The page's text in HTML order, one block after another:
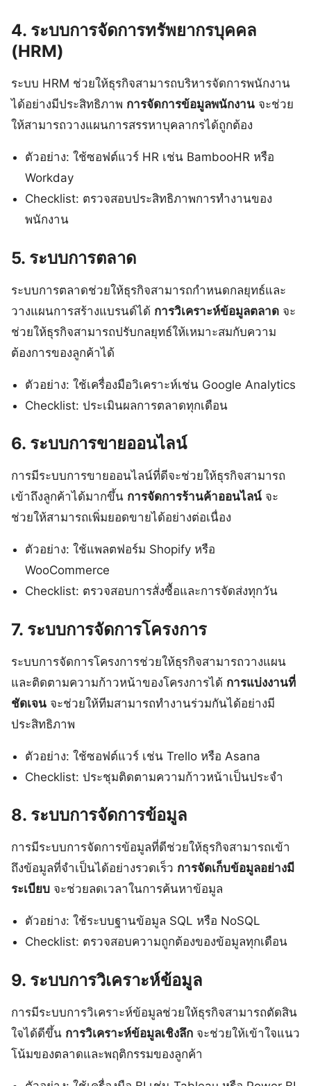
4. ระบบการจัดการทรัพยากรบุคคล
(HRM)
ระบบ HRM ช่วยให้ธุรกิจสามารถบริหารจัดการพนักงาน
ได้อย่างมีประสิทธิภาพ การจัดการข้อมูลพนักงาน จะช่วย
ให้สามารถวางแผนการสรรหาบุคลากรได้ถูกต้อง
ตัวอย่าง: ใช้ซอฟต์แวร์ HR เช่น BambooHR หรือ
Workday
Checklist: ตรวจสอบประสิทธิภาพการทำงานของ
พนักงาน
5. ระบบการตลาด
ระบบการตลาดช่วยให้ธุรกิจสามารถกำหนดกลยุทธ์และ
วางแผนการสร้างแบรนด์ได้ การวิเคราะห์ข้อมูลตลาด จะ
ช่วยให้ธุรกิจสามารถปรับกลยุทธ์ให้เหมาะสมกับความ
ต้องการของลูกค้าได้
ตัวอย่าง: ใช้เครื่องมือวิเคราะห์เช่น Google Analytics
Checklist: ประเมินผลการตลาดทุกเดือน
6. ระบบการขายออนไลน์
การมีระบบการขายออนไลน์ที่ดีจะช่วยให้ธุรกิจสามารถ
เข้าถึงลูกค้าได้มากขึ้น การจัดการร้านค้าออนไลน์ จะ
ช่วยให้สามารถเพิ่มยอดขายได้อย่างต่อเนื่อง
ตัวอย่าง: ใช้แพลตฟอร์ม Shopify หรือ
WooCommerce
Checklist: ตรวจสอบการสั่งซื้อและการจัดส่งทุกวัน
7. ระบบการจัดการโครงการ
ระบบการจัดการโครงการช่วยให้ธุรกิจสามารถวางแผน
และติดตามความก้าวหน้าของโครงการได้ การแบ่งงานที่
ชัดเจน จะช่วยให้ทีมสามารถทำงานร่วมกันได้อย่างมี
ประสิทธิภาพ
ตัวอย่าง: ใช้ซอฟต์แวร์ เช่น Trello หรือ Asana
Checklist: ประชุมติดตามความก้าวหน้าเป็นประจำ
8. ระบบการจัดการข้อมูล
การมีระบบการจัดการข้อมูลที่ดีช่วยให้ธุรกิจสามารถเข้า
ถึงข้อมูลที่จำเป็นได้อย่างรวดเร็ว การจัดเก็บข้อมูลอย่างมี
ระเบียบ จะช่วยลดเวลาในการค้นหาข้อมูล
ตัวอย่าง: ใช้ระบบฐานข้อมูล SQL หรือ NoSQL
Checklist: ตรวจสอบความถูกต้องของข้อมูลทุกเดือน
9. ระบบการวิเคราะห์ข้อมูล
การมีระบบการวิเคราะห์ข้อมูลช่วยให้ธุรกิจสามารถตัดสิน
ใจได้ดีขึ้น การวิเคราะห์ข้อมูลเชิงลึก จะช่วยให้เข้าใจแนว
โน้มของตลาดและพฤติกรรมของลูกค้า